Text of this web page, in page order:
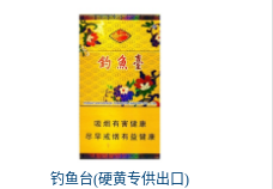
钓鱼台(硬黄专供出口)